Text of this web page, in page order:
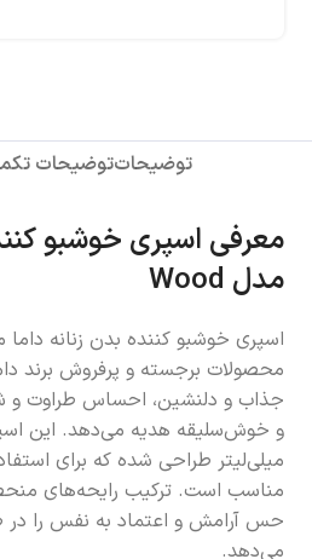
توضیحاتتوضیحات
معرفی اسپری خوشبو
مدل Wood
محصولات برجسته و پرفروش برند
جذاب و دلنشین، احساس طراوت و
میلی‌لیتر طراحی شده که برای
مناسب است. ترکیب رایحه‌های
حس آرامش و اعتماد به نفس را در
می‌دهد.